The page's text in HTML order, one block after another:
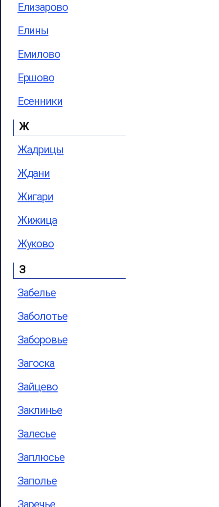
Елизарово
Елины
Емилово
Ершово
Есенники
Ж
Жадрицы
Ждани
Жигари
Жижица
Жуково
З
Забелье
Заболотье
Заборовье
Загоска
Зайцево
Заклинье
Залесье
Заплюсье
Заполье
Заречье